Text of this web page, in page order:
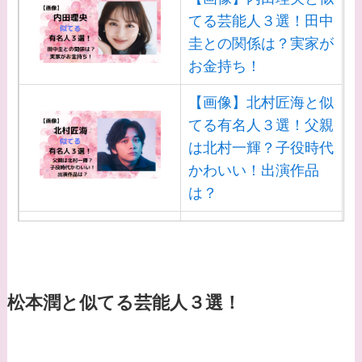
てる芸能人３選！田中
圭との関係は？実家が
お金持ち！
【画像】北村匠海と似
てる有名人３選！父親
は北村一輝？子役時代
かわいい！出演作品
は？
ーズ出身？
松本潤と似てる芸能人３選！